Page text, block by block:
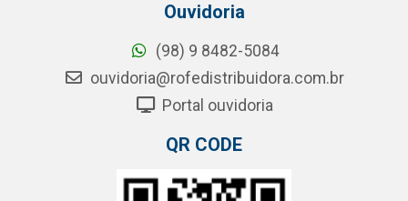
Ouvidoria
(98) 9 8482-5084
ouvidoria@rofedistribuidora.com.br
Portal ouvidoria
QR CODE